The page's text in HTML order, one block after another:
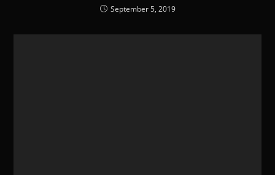
September 5, 2019